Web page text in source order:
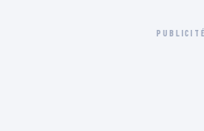
PUBLICITÉ